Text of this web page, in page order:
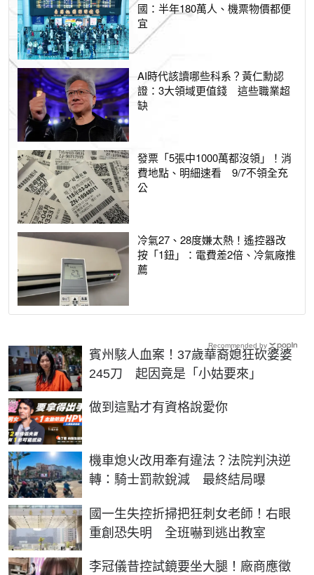
國：半年180萬人、機票物價都便
宜
AI時代該讀哪些科系？黃仁勳認
證：3大領域更值錢 這些職業超
缺
發票「5張中1000萬都沒領」！消
費地點、明細速看 9/7不領全充
公
冷氣27、28度嫌太熱！遙控器改
按「1鈕」：電費差2倍、冷氣廠推
薦
賓州駭人血案！37歲華裔媳狂砍婆婆
245刀 起因竟是「小姑要來」
做到這點才有資格說愛你
PR
機車熄火改用牽有違法？法院判決逆
轉：騎士罰款銳減 最終結局曝
國一生失控折掃把狂刺女老師！右眼
重創恐失明 全班嚇到逃出教室
李冠儀昔控試鏡要坐大腿！廠商應徵
Recommended by